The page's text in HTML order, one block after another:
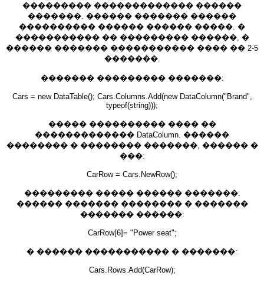
��������� ������������� ������
�������. ������ ������� ������
���������� ������ ������ �����. �
����������� �� ��������� ������, �
������ ������� ����������� ���� �� 2-5
�������.
������� ��������� �������:
Cars = new DataTable(); Cars.Columns.Add(new DataColumn("Brand",
typeof(string)));
����� ���������� ���� ��
������������� DataColumn. ������
�������� � �������� �������, ������ �
���:
CarRow = Cars.NewRow();
��������� ����� ������ �������.
������ ������� �������� � �������
������� ������:
CarRow[6]= "Power seat";
� ������ ����������� � �������:
Cars.Rows.Add(CarRow);